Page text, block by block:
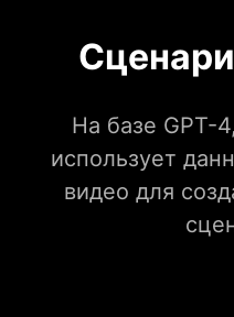
На базе GPT-
использует
видео для